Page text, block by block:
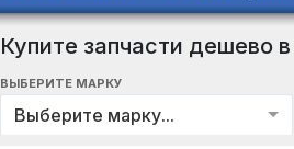
Купите запчасти дешево
ВЫБЕРИТЕ МАРКУ
Выберите марку...